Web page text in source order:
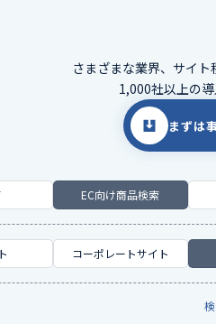
さまざまな業界、サイト
1,000社以上の
まずは
EC向け商品検索
コーポレートサイト